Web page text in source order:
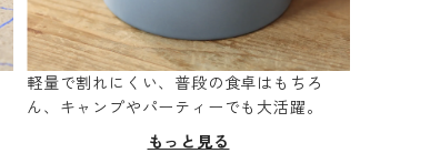
軽量で割れにくい、普段の食卓はもちろ
ん、キャンプやパーティーでも大活躍。
もっと見る